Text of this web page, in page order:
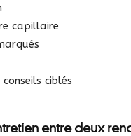
capillaire
ciblés
entre deux